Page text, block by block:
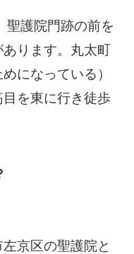
聖護院門跡の前を
ります。丸太町
になっている）
を東に行き徒歩
京区の聖護院と